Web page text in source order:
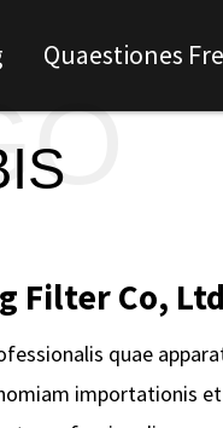
Quaestiones
Filter Co,
quae
importationis